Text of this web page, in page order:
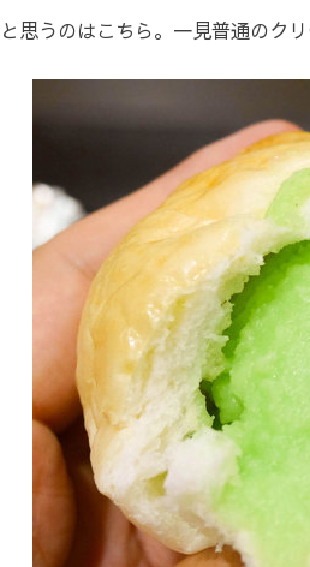
思うのはこちら。一見普通のク